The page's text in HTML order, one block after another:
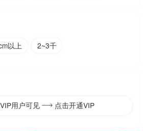
以上 2~3千
用户可见  点击开通VIP